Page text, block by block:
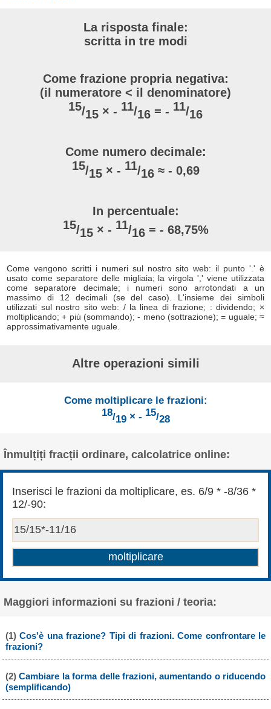
La risposta finale:
scritta in tre modi
Come frazione propria negativa:
(il numeratore < il denominatore)
15/15 × - 11/16 = - 11/16
Come numero decimale:
15/15× - 11/16 ≈ - 0,69
In percentuale:
15/15× - 11/16 = - 68,75%
Come vengono scritti i numeri sul nostro sito web: il punto '.' è
usato come separatore delle migliaia; la virgola ',' viene utilizzata
come separatore decimale; i numeri sono arrotondati a un
massimo di 12 decimali (se del caso). L'insieme dei simboli
utilizzati sul nostro sito web: / la linea di frazione; : dividendo; ×
moltiplicando; + più (sommando); - meno (sottrazione); = uguale; ≈
approssimativamente uguale.
Altre operazioni simili
Come moltiplicare le frazioni:
18/19× - 15/28
Înmulțiți fracții ordinare, calcolatrice online:
Inserisci le frazioni da moltiplicare, es. 6/9 * -8/36 *
12/-90:
Maggiori informazioni su frazioni / teoria:
(1)Cos'è una frazione? Tipi di frazioni. Come confrontare le
frazioni?
(2)Cambiare la forma delle frazioni, aumentando o riducendo
(semplificando)